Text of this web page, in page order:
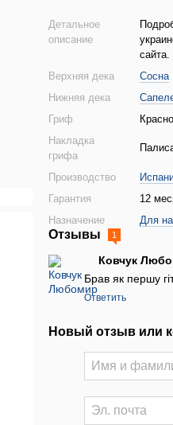
Детальное
описание
сайта.
Верхняя дека
Сосна
Нижняя дека
Гриф
Накладка
грифа
Производство
Гарантия
12
Назначение
Для
Отзывы 1
Ковчук
Брав як першу
Ответить
Новый отзыв или